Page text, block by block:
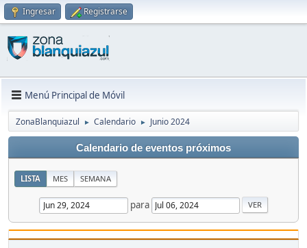
Ingresar Registrarse
Menú Principal de Móvil
ZonaBlanquiazul ► Calendario ► Junio 2024
Calendario de eventos próximos
LISTA MES SEMANA
para